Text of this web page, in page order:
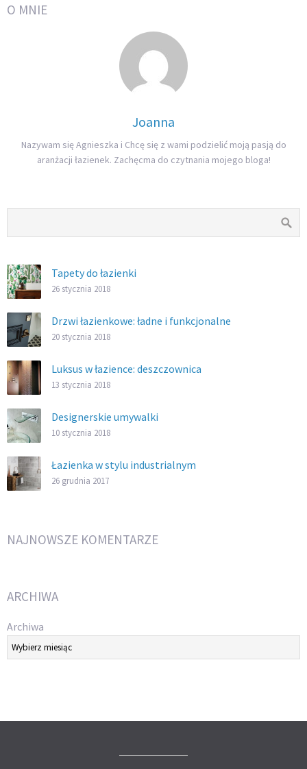
O MNIE
Joanna
Nazywam się Agnieszka i Chcę się z wami podzielić moją pasją do
aranżacji łazienek. Zachęcma do czytnania mojego bloga!
Tapety do łazienki
26 stycznia 2018
Drzwi łazienkowe: ładne i funkcjonalne
20 stycznia 2018
Luksus w łazience: deszczownica
13 stycznia 2018
Designerskie umywalki
10 stycznia 2018
Łazienka w stylu industrialnym
26 grudnia 2017
NAJNOWSZE KOMENTARZE
ARCHIWA
Archiwa